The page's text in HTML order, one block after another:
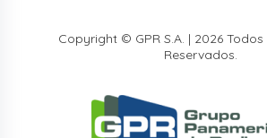
Copyright © GPR S.A. | 2026
Reservados.